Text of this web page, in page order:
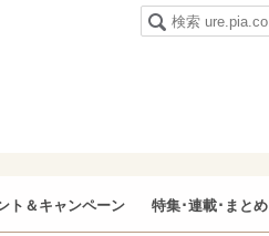
ト＆キャンペーン 特集･連載･まとめ